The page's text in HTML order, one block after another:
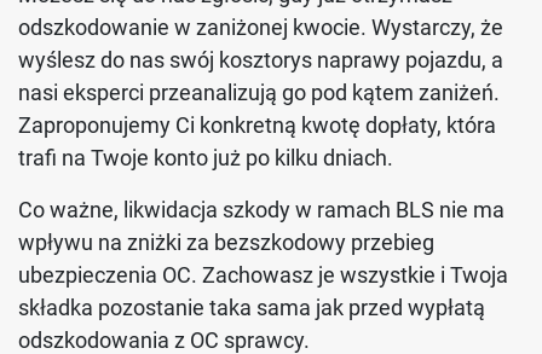
odszkodowanie w zaniżonej kwocie. Wystarczy, że
wyślesz do nas swój kosztorys naprawy pojazdu, a
nasi eksperci przeanalizują go pod kątem zaniżeń.
Zaproponujemy Ci konkretną kwotę dopłaty, która
trafi na Twoje konto już po kilku dniach.
Co ważne, likwidacja szkody w ramach BLS nie ma
wpływu na zniżki za bezszkodowy przebieg
ubezpieczenia OC. Zachowasz je wszystkie i Twoja
składka pozostanie taka sama jak przed wypłatą
odszkodowania z OC sprawcy.